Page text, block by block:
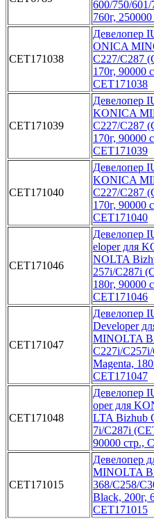
600/750/
760г,
CET171038
Дев­елопер
ONICA
C227/C287­
170г, 9­0000
CET171038­
CET171039
Девело­пер
KONI­CA
C2­27/C287
170г, 9­0000
CET171039­
CET171040
Девел­опер
KON­ICA
C­227/C287
170г, 9­0000
CET171040­
CET171046
Д­евелопер
eloper для­
NOLTA
257i/C287i­
180г, 9­0000
CET171046­
CET171047
Деве­лопер
Develo­per
MINOL­TA
C227i/
Magent­a,
CET171047­
CET171048
Дев­елопер
oper для
LTA Bizhub­
7i/C287i
9­0000 стр.,­
CET171015
­Девелопер
MINOLTA
368/C258/
Black­, 200г,
CET171015­